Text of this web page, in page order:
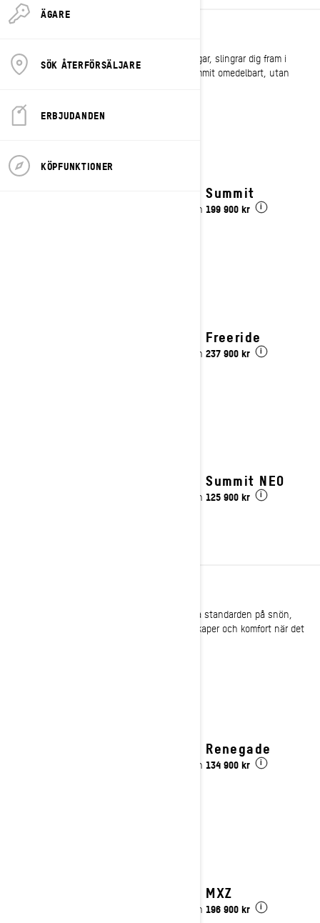
ÄGARE
SÖK ÅTERFÖRSÄLJARE
ERBJUDANDEN
KÖPFUNKTIONER
Oavsett om du klättrar uppför branta sluttningar, slingrar dig fram i
lössnö eller kör längs skogskanten svarar Summit omedelbart, utan
Se detaljer
2027 Summit
Pris från 199 900 kr i
2027 Freeride
Pris från 237 900 kr i
2027 Summit NEO
Pris från 125 900 kr i
Ski-Doo som sedan länge är känd för att sätta standarden på snön,
höjer återigen ribban för prestanda, köregenskaper och komfort när det
2027 Renegade
Pris från 134 900 kr i
2027 MXZ
Pris från 196 900 kr i